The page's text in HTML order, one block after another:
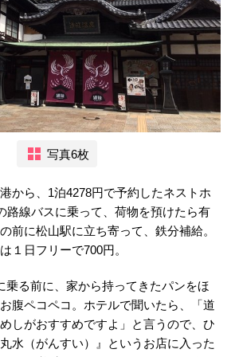
写真6枚
から、1泊4278円で予約したネストホ
路線バスに乗って、荷物を預けたら有
前に松山駅に立ち寄って、鉄分補給。
１日フリーで700円。
乗る前に、家から持ってきたパンをほ
腹ペコペコ。ホテルで聞いたら、「道
しがおすすめですよ」と言うので、ひ
水（がんすい）』というお店に入った